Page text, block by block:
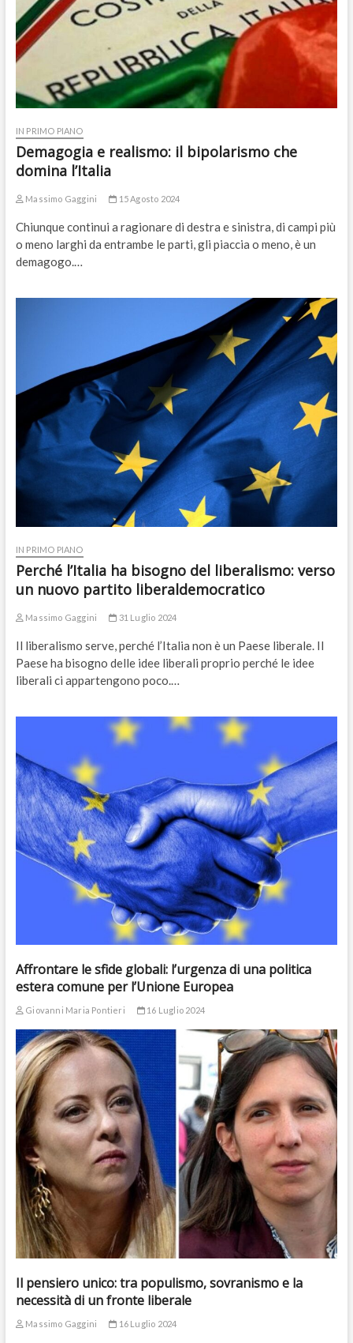
IN PRIMO PIANO
Demagogia e realismo: il bipolarismo che
domina l’Italia
Massimo Gaggini 15 Agosto 2024
Chiunque continui a ragionare di destra e sinistra, di campi più
o meno larghi da entrambe le parti, gli piaccia o meno, è un
demagogo.…
IN PRIMO PIANO
Perché l’Italia ha bisogno del liberalismo: verso
un nuovo partito liberaldemocratico
Massimo Gaggini 31 Luglio 2024
Il liberalismo serve, perché l’Italia non è un Paese liberale. Il
Paese ha bisogno delle idee liberali proprio perché le idee
liberali ci appartengono poco.…
Affrontare le sfide globali: l’urgenza di una politica
estera comune per l’Unione Europea
Giovanni Maria Pontieri 16 Luglio 2024
Il pensiero unico: tra populismo, sovranismo e la
necessità di un fronte liberale
Massimo Gaggini 16 Luglio 2024